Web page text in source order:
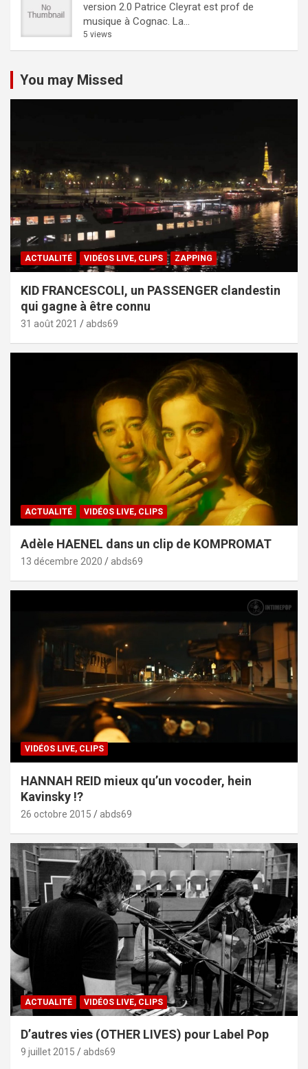
version 2.0 Patrice Cleyrat est prof de
musique à Cognac. La...
5 views
You may Missed
ACTUALITÉ VIDÉOS LIVE, CLIPS ZAPPING
KID FRANCESCOLI, un PASSENGER clandestin
qui gagne à être connu
31 août 2021 abds69
ACTUALITÉ VIDÉOS LIVE, CLIPS
Adèle HAENEL dans un clip de KOMPROMAT
13 décembre 2020 abds69
VIDÉOS LIVE, CLIPS
HANNAH REID mieux qu’un vocoder, hein
Kavinsky !?
26 octobre 2015 abds69
ACTUALITÉ VIDÉOS LIVE, CLIPS
D’autres vies (OTHER LIVES) pour Label Pop
9 juillet 2015 abds69